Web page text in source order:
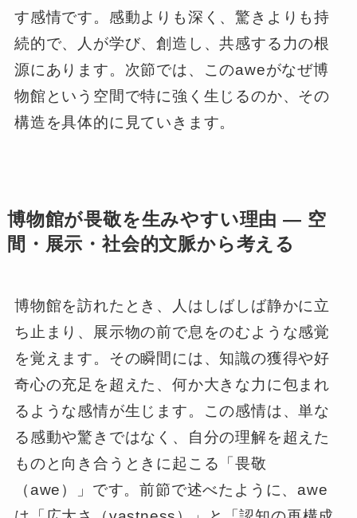
す感情です。感動よりも深く、驚きよりも持
続的で、人が学び、創造し、共感する力の根
源にあります。次節では、このaweがなぜ博
物館という空間で特に強く生じるのか、その
構造を具体的に見ていきます。
博物館が畏敬を生みやすい理由 ― 空
間・展示・社会的文脈から考える
博物館を訪れたとき、人はしばしば静かに立
ち止まり、展示物の前で息をのむような感覚
を覚えます。その瞬間には、知識の獲得や好
奇心の充足を超えた、何か大きな力に包まれ
るような感情が生じます。この感情は、単な
る感動や驚きではなく、自分の理解を超えた
ものと向き合うときに起こる「畏敬
（awe）」です。前節で述べたように、awe